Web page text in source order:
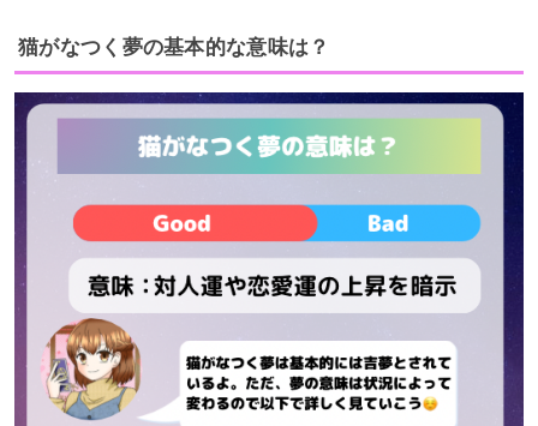
猫がなつく夢の基本的な意味は？